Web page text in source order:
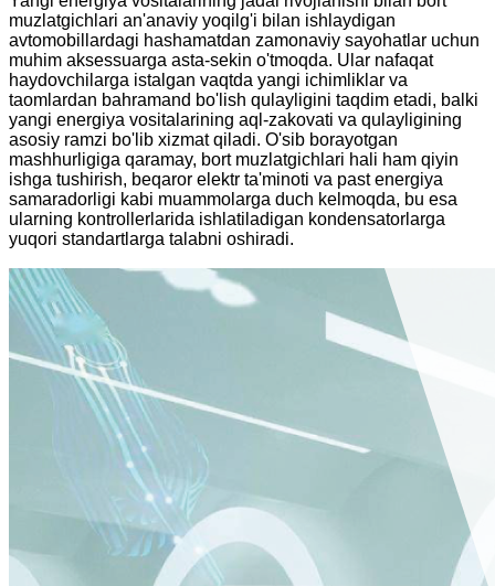
muzlatgichlari an'anaviy yoqilg'i bilan ishlaydigan
avtomobillardagi hashamatdan zamonaviy sayohatlar uchun
muhim aksessuarga asta-sekin o'tmoqda. Ular nafaqat
haydovchilarga istalgan vaqtda yangi ichimliklar va
taomlardan bahramand bo'lish qulayligini taqdim etadi, balki
yangi energiya vositalarining aql-zakovati va qulayligining
asosiy ramzi bo'lib xizmat qiladi. O'sib borayotgan
mashhurligiga qaramay, bort muzlatgichlari hali ham qiyin
ishga tushirish, beqaror elektr ta'minoti va past energiya
samaradorligi kabi muammolarga duch kelmoqda, bu esa
ularning kontrollerlarida ishlatiladigan kondensatorlarga
yuqori standartlarga talabni oshiradi.